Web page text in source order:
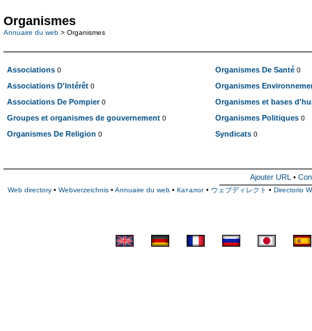
Organismes
Annuaire du web > Organismes
Associations 0
Associations D'Intérêt 0
Associations De Pompier0
Groupes et organismes de gouvernement 0
Organismes De Religion 0
Organismes De Santé 0
Organismes
Organismes et bases
Organismes Politiques 0
Syndicats 0
Ajouter URL •
Web directory • Webverzeichnis • Annuaire du web • Каталог • ウェブディレクト • Directorio